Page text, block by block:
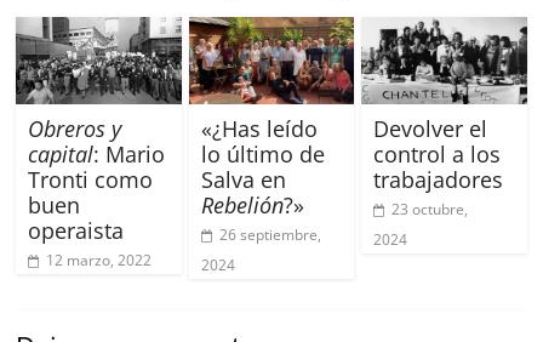
Obreros y
capital: Mario
Tronti como
buen
operaista
12 marzo, 2022
«¿Has leído
lo último de
Salva en
Rebelión?»
26 septiembre,
2024
Devolver el
control a los
trabajadores
23 octubre,
2024